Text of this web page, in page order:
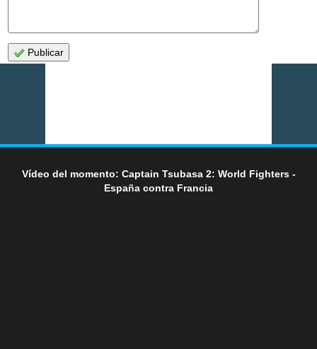
Publicar
Vídeo del momento: Captain Tsubasa 2: World Fighters -
España contra Francia